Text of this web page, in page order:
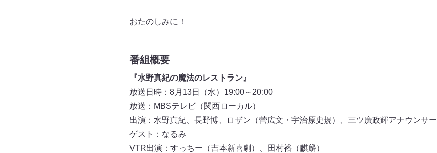
おたのしみに！
番組概要
『水野真紀の魔法のレストラン』
放送日時：8月13日（水）19:00～20:00
放送：MBSテレビ（関西ローカル）
出演：水野真紀、長野博、ロザン（菅広文・宇治原史規）、三ツ廣政輝アナウンサー
ゲスト：なるみ
VTR出演：すっちー（吉本新喜劇）、田村裕（麒麟）